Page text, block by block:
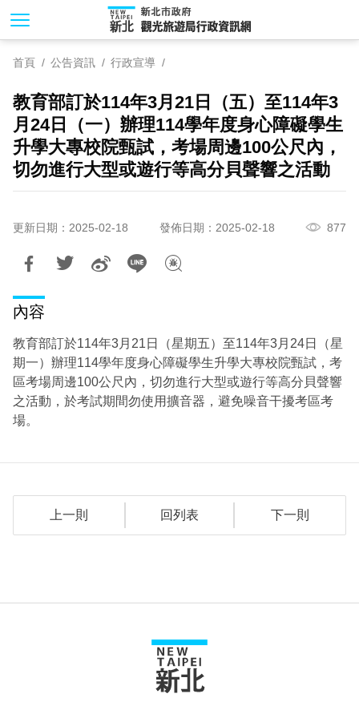
到
首頁 公告資訊 行政宣導
教育部訂於114年3月21日（五）至114年3
月24日（一）辦理114學年度身心障礙學生
升學大專校院甄試，考場周邊100公尺內，
切勿進行大型或遊行等高分貝聲響之活動
更新日期：2025-02-18 發佈日期：2025-02-18 877
內容
教育部訂於114年3月21日（星期五）至114年3月24日（星
期一）辦理114學年度身心障礙學生升學大專校院甄試，考
區考場周邊100公尺內，切勿進行大型或遊行等高分貝聲響
之活動，於考試期間勿使用擴音器，避免噪音干擾考區考
場。
上一則 回列表 下一則